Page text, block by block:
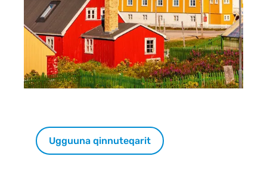
Ugguuna qinnuteqarit